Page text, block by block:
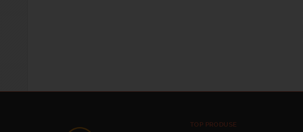
TOP PRODUSE